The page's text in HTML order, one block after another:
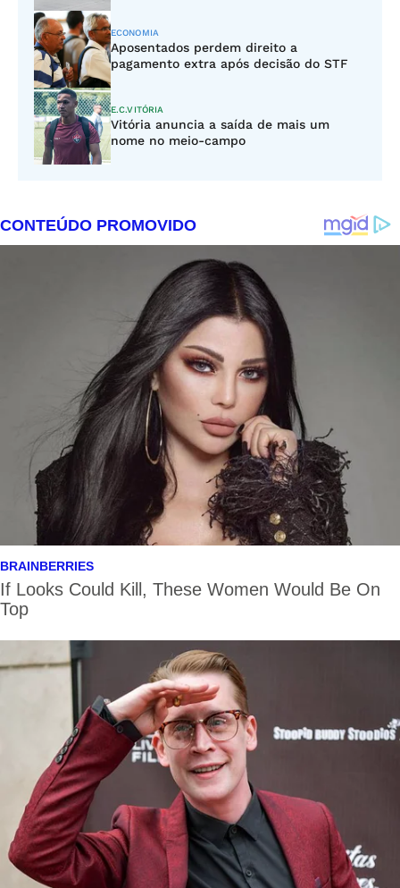
ECONOMIA
Aposentados perdem direito a
pagamento extra após decisão do STF
E.C.VITÓRIA
Vitória anuncia a saída de mais um
nome no meio-campo